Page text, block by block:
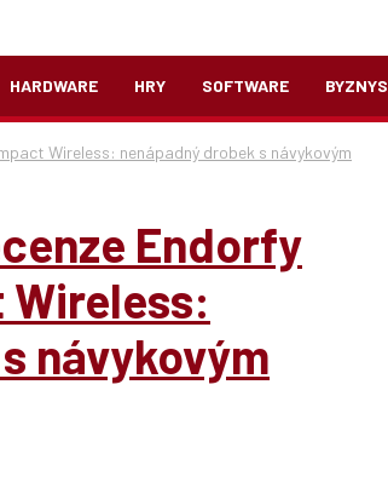
HARDWARE HRY SOFTWARE BYZNYS
Wireless: nenápadný drobek s návykovým
Endorfy
návykovým